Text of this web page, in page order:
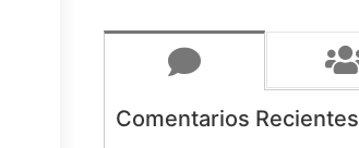
Comentarios Recientes